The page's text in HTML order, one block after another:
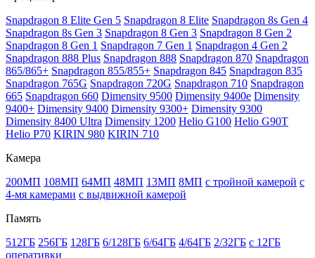
Snapdragon 8 Elite Gen 5 Snapdragon 8 Elite Snapdragon 8s Gen 4
Snapdragon 8s Gen 3 Snapdragon 8 Gen 3 Snapdragon 8 Gen 2
Snapdragon 8 Gen 1 Snapdragon 7 Gen 1 Snapdragon 4 Gen 2
Snapdragon 888 Plus Snapdragon 888 Snapdragon 870 Snapdragon
865/865+ Snapdragon 855/855+ Snapdragon 845 Snapdragon 835
Snapdragon 765G Snapdragon 720G Snapdragon 710 Snapdragon
665 Snapdragon 660 Dimensity 9500 Dimensity 9400e Dimensity
9400+ Dimensity 9400 Dimensity 9300+ Dimensity 9300
Dimensity 8400 Ultra Dimensity 1200 Helio G100 Helio G90T
Helio P70 KIRIN 980 KIRIN 710
Камера
200МП 108МП 64МП 48МП 13МП 8МП с тройной камерой с
4-мя камерами с выдвижной камерой
Память
512ГБ 256ГБ 128ГБ 6/128ГБ 6/64ГБ 4/64ГБ 2/32ГБ с 12ГБ
оперативки